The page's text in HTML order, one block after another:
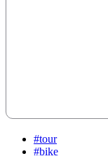
#tour
#bike